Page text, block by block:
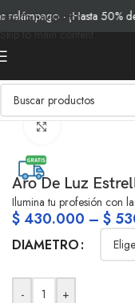
Skip to navigation
Skip to main content
- ¡Hasta 50%
Inicio/Productos/Fotografia
Aro De Luz
Ilumina tu profesión con
$430.000 – $
DIAMETRO
- +